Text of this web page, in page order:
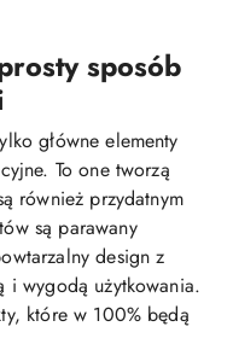
sposób
główne elementy
To one tworzą
również przydatnym
są parawany
design z
i wygodą użytkowania.
które w 100% będą